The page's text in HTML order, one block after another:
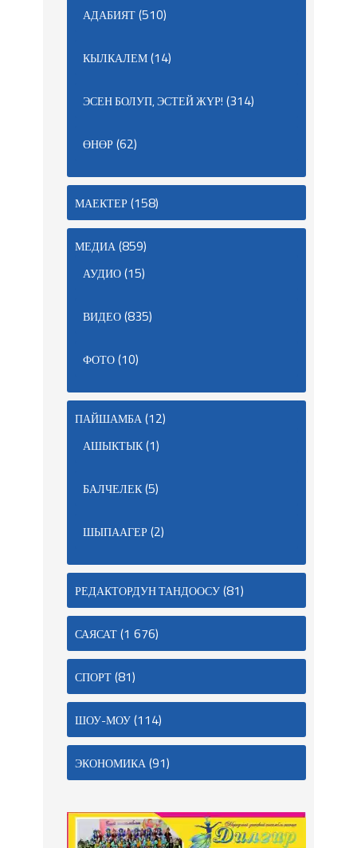
АДАБИЯТ(510)
КЫЛКАЛЕМ(14)
ЭСЕН БОЛУП, ЭСТЕЙ ЖҮР! (314)
ӨНӨР(62)
МАЕКТЕР(158)
МЕДИА(859)
АУДИО(15)
ВИДЕО(835)
ФОТО(10)
ПАЙШАМБА(12)
АШЫКТЫК(1)
БАЛЧЕЛЕК(5)
ШЫПААГЕР(2)
РЕДАКТОРДУН ТАНДООСУ(81)
САЯСАТ(1 676)
СПОРТ(81)
ШОУ-МОУ(114)
ЭКОНОМИКА(91)